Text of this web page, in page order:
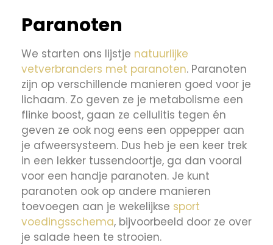
Paranoten
We starten ons lijstje natuurlijke
vetverbranders met paranoten. Paranoten
zijn op verschillende manieren goed voor je
lichaam. Zo geven ze je metabolisme een
flinke boost, gaan ze cellulitis tegen én
geven ze ook nog eens een oppepper aan
je afweersysteem. Dus heb je een keer trek
in een lekker tussendoortje, ga dan vooral
voor een handje paranoten. Je kunt
paranoten ook op andere manieren
toevoegen aan je wekelijkse sport
voedingsschema, bijvoorbeeld door ze over
je salade heen te strooien.